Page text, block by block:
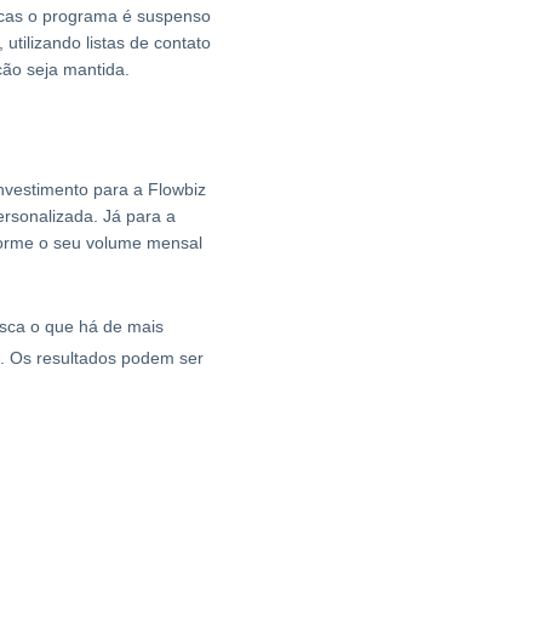
o programa é suspenso
utilizando listas de contato
seja mantida.
para a Flowbiz
Já para a
o seu volume mensal
o que há de mais
Os resultados podem ser